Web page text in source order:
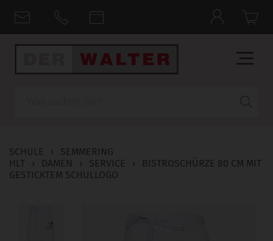
SCHULE ›
SEMMERING
HLT
› DAMEN › SERVICE ›
BISTROSCHÜRZE 80 CM MIT
GESTICKTEM SCHULLOGO